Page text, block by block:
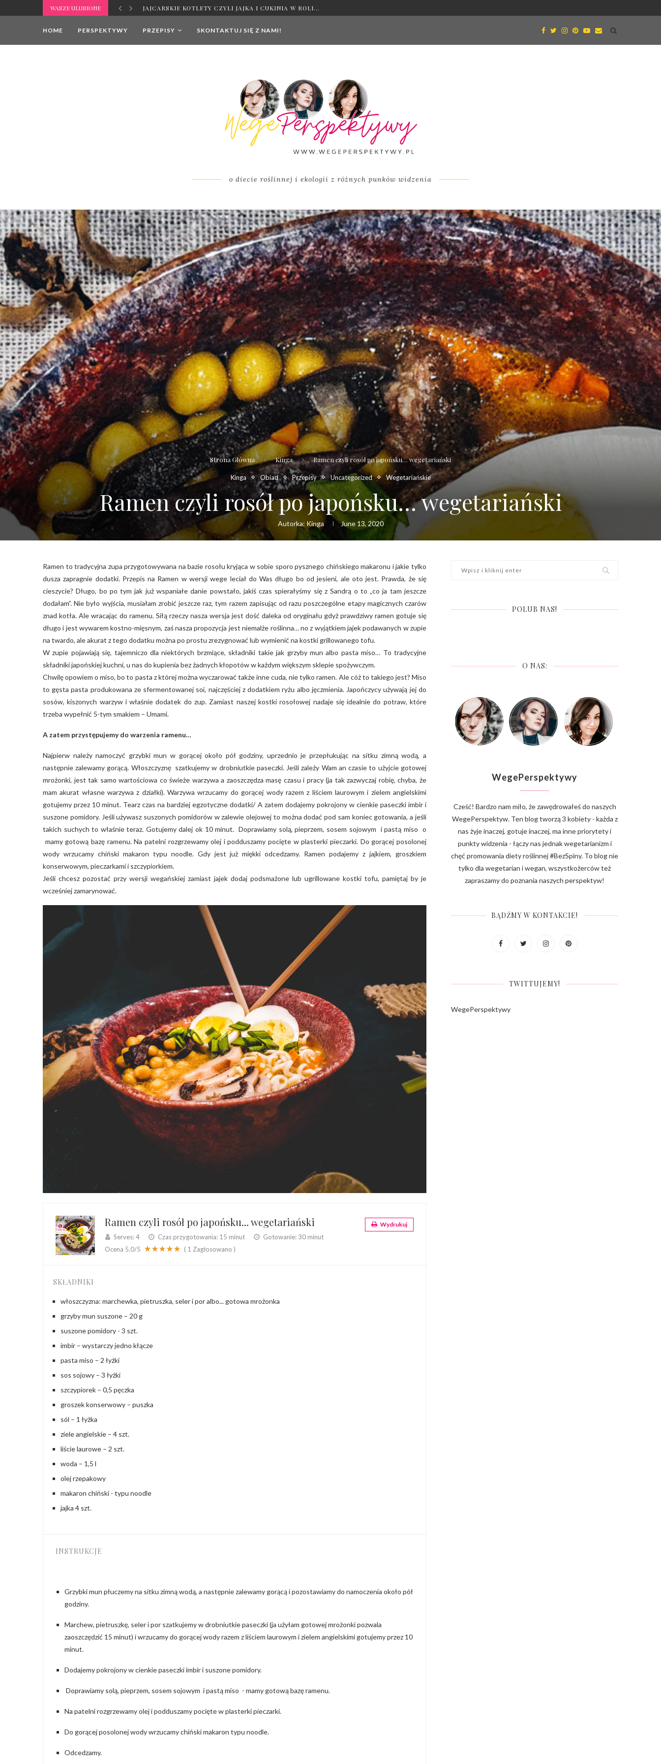
WASZE ULUBIONE MLEKO ROŚLINNE – JAKIE WYBRAĆ I DLACZEGO?
HOME PERSPEKTYWY PRZEPISY SKONTAKTUJ SIĘ Z NAMI!
o diecie roślinnej i ekologii z różnych punków widzenia
Strona Główna Kinga Ramen czyli rosół po japońsku… wegetariański
Kinga Obiad Przepisy Uncategorized Wegetariańskie
Ramen czyli rosół po japońsku… wegetariański
Autorka: Kinga June 13, 2020
Ramen to tradycyjna zupa przygotowywana na bazie rosołu kryjąca w sobie sporo pysznego chińskiego makaronu i jakie tylko
dusza zapragnie dodatki. Przepis na Ramen w wersji wege leciał do Was długo bo od jesieni, ale oto jest. Prawda, że się
cieszycie? Długo, bo po tym jak już wspaniałe danie powstało, jakiś czas spierałyśmy się z Sandrą o to „co ja tam jeszcze
dodałam”. Nie było wyjścia, musiałam zrobić jeszcze raz, tym razem zapisując od razu poszczególne etapy magicznych czarów
znad kotła. Ale wracając do ramenu. Siłą rzeczy nasza wersja jest dość daleka od oryginału gdyż prawdziwy ramen gotuje się
długo i jest wywarem kostno-mięsnym, zaś nasza propozycja jest niemalże roślinna… no z wyjątkiem jajek podawanych w zupie
na twardo, ale akurat z tego dodatku można po prostu zrezygnować lub wymienić na kostki grillowanego tofu.
W zupie pojawiają się, tajemniczo dla niektórych brzmiące, składniki takie jak grzyby mun albo pasta miso… To tradycyjne
składniki japońskiej kuchni, u nas do kupienia bez żadnych kłopotów w każdym większym sklepie spożywczym.
Chwilę opowiem o miso, bo to pasta z której można wyczarować także inne cuda, nie tylko ramen. Ale cóż to takiego jest? Miso
to gęsta pasta produkowana ze sfermentowanej soi, najczęściej z dodatkiem ryżu albo jęczmienia. Japończycy używają jej do
sosów, kiszonych warzyw i właśnie dodatek do zup. Zamiast naszej kostki rosołowej nadaje się idealnie do potraw, które
trzeba wypełnić 5-tym smakiem – Umami.
A zatem przystępujemy do warzenia ramenu…
Najpierw należy namoczyć grzybki mun w gorącej około pół godziny, uprzednio je przepłukując na sitku zimną wodą, a
następnie zalewamy gorącą. Włoszczyznę szatkujemy w drobniutkie paseczki. Jeśli zależy Wam an czasie to użyjcie gotowej
mrożonki, jest tak samo wartościowa co świeże warzywa a zaoszczędza masę czasu i pracy (ja tak zazwyczaj robię, chyba, że
mam akurat własne warzywa z działki). Warzywa wrzucamy do gorącej wody razem z liściem laurowym i zielem angielskimi
gotujemy przez 10 minut. Tearz czas na bardziej egzotyczne dodatki/ A zatem dodajemy pokrojony w cienkie paseczki imbir i
suszone pomidory. Jeśli używasz suszonych pomidorów w zalewie olejowej to można dodać pod sam koniec gotowania, a jeśli
takich suchych to właśnie teraz. Gotujemy dalej ok 10 minut. Doprawiamy solą, pieprzem, sosem sojowym i pastą miso o
mamy gotową bazę ramenu. Na patelni rozgrzewamy olej i podduszamy pocięte w plasterki pieczarki. Do gorącej posolonej
wody wrzucamy chiński makaron typu noodle. Gdy jest już miękki odcedzamy. Ramen podajemy z jajkiem, groszkiem
konserwowym, pieczarkami i szczypiorkiem.
Jeśli chcesz pozostać przy wersji wegańskiej zamiast jajek dodaj podsmażone lub ugrillowane kostki tofu, pamiętaj by je
wcześniej zamarynować.
Ramen czyli rosół po japońsku... wegetariański Wydrukuj
Serves:4 Czas przygotowania: 15 minut Gotowanie: 30 minut
Ocena 5.0/5 ( 1 Zagłosowano )
SKŁADNIKI
włoszczyzna: marchewka, pietruszka, seler i poralbo... gotowa mrożonka
grzyby mun suszone – 20 g
suszone pomidory - 3 szt.
imbir – wystarczy jedno kłącze
pasta miso – 2 łyżki
sos sojowy – 3 łyżki
szczypiorek – 0,5 pęczka
groszek konserwowy – puszka
sól – 1 łyżka
ziele angielskie – 4 szt.
liście laurowe – 2 szt.
woda – 1,5 l
olej rzepakowy
makaron chiński - typu noodle
jajka 4 szt.
INSTRUKCJE
Grzybki mun płuczemy na sitku zimną wodą, a następnie zalewamy gorącą i pozostawiamy do namoczenia około pół
godziny.
Marchew, pietruszkę, seler i por szatkujemy w drobniutkie paseczki (ja użyłam gotowej mrożonki pozwala
zaoszczędzić 15 minut) i wrzucamy do gorącej wody razem z liściem laurowym i zielem angielskimi gotujemy przez 10
minut.
Dodajemy pokrojony w cienkie paseczki imbir i suszone pomidory.
Doprawiamy solą, pieprzem, sosem sojowym i pastą miso - mamy gotową bazę ramenu.
Na patelni rozgrzewamy olej i podduszamy pocięte w plasterki pieczarki.
Do gorącej posolonej wody wrzucamy chiński makaron typu noodle.
Odcedzamy.
POLUB NAS!
O NAS:
WegePerspektywy
Cześć! Bardzo nam miło, że zawędrowałeś do naszych
WegePerspektyw. Ten blog tworzą 3 kobiety - każda z
nas żyje inaczej, gotuje inaczej, ma inne priorytety i
punkty widzenia - łączy nas jednak wegetarianizm i
chęć promowania diety roślinnej #BezSpiny. To blog nie
tylko dla wegetarian i wegan, wszystkożerców też
zapraszamy do poznania naszych perspektyw!
BĄDŹMY W KONTAKCIE!
TWITTUJEMY!
WegePerspektywy